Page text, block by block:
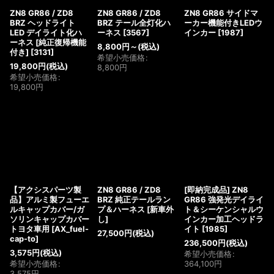
ZN8 GR86 / ZD8
BRZ ヘッドライト
LED デイライト化ハ
ーネス [純正復帰機能
付き] [3131]
19,800円 (税込)
希望小売価格:
19,800円
ZN8 GR86 / ZD8
BRZ テール全灯化ハ
ーネス [3567]
8,800円 ～ (税込)
希望小売価格:
8,800円
ZN8 GR86 サイドマ
ーカー機能付きLEDウ
インカー [1987]
【アクシスパーツ製
品】アルミ製フューエ
ルキャップカバー/ガ
ソリンキャップカバー
トヨタ車用 [AX_fuel-
cap-to]
3,575円 (税込)
希望小売価格:
ZN8 GR86 / ZD8
BRZ 純正テールラン
プ＆ハーネス [新車外
し]
27,500円 (税込)
[即納完成品] ZN8
GR86 強発光デイライ
ト＆シーケンシャルウ
インカー加工ヘッドラ
イト [1985]
236,500円 (税込)
希望小売価格:
364,100円